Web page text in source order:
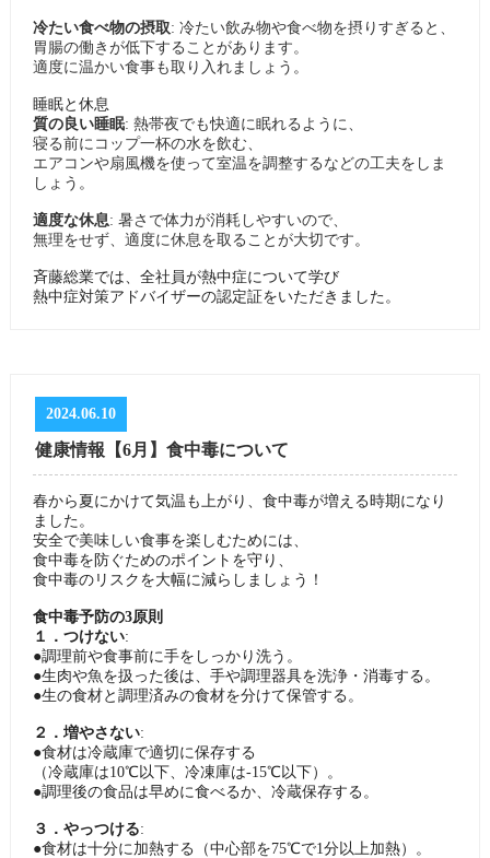
冷たい食べ物の摂取: 冷たい飲み物や食べ物を摂りすぎると、
胃腸の働きが低下することがあります。
適度に温かい食事も取り入れましょう 。
睡眠と休息
質の良い睡眠: 熱帯夜でも快適に眠れるように、
寝る前にコップ一杯の水を飲む、
エアコンや扇風機を使って室温を調整するなどの工夫をしま
しょう 。
適度な休息: 暑さで体力が消耗しやすいので、
無理をせず、適度に休息を取ることが大切です 。
斉藤総業では、全社員が熱中症について学び
熱中症対策アドバイザーの認定証をいただきました。
2024.06.10
健康情報【6月】食中毒について
春から夏にかけて気温も上がり、食中毒が増える時期になり
ました。
安全で美味しい食事を楽しむためには、
食中毒を防ぐためのポイントを守り、
食中毒のリスクを大幅に減らしましょう！
食中毒予防の3原則
１．つけない:
●調理前や食事前に手をしっかり洗う。
●生肉や魚を扱った後は、手や調理器具を洗浄・消毒する。
●生の食材と調理済みの食材を分けて保管する。
２．増やさない:
●食材は冷蔵庫で適切に保存する
（冷蔵庫は10℃以下、冷凍庫は-15℃以下）。
●調理後の食品は早めに食べるか、冷蔵保存する。
３．やっつける:
●食材は十分に加熱する（中心部を75℃で1分以上加熱）。